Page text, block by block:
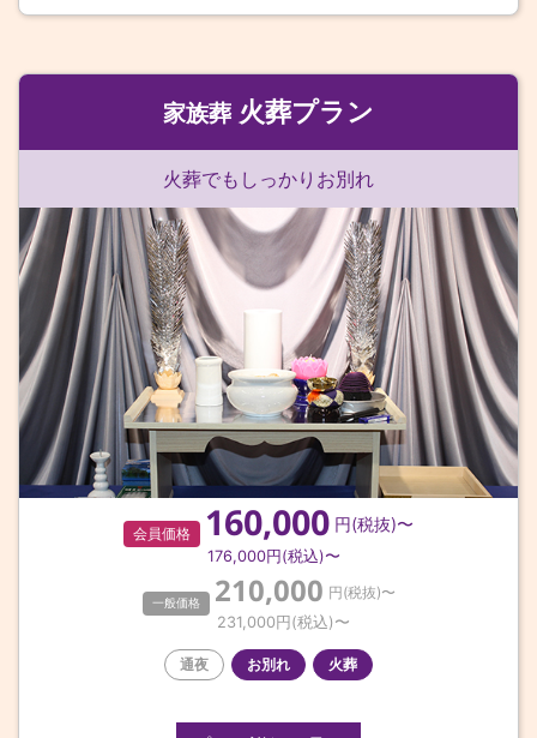
家族葬 火葬プラン
火葬でもしっかりお別れ
会員価格 160,000 円(税抜)〜
176,000円(税込)〜
一般価格 210,000 円(税抜)〜
231,000円(税込)〜
通夜 お別れ 火葬